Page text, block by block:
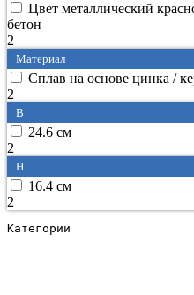
Цвет металлический
бетон
2
Материал
Сплав на основе цинка /
2
B
24.6 см
2
H
16.4 см
2
Категории